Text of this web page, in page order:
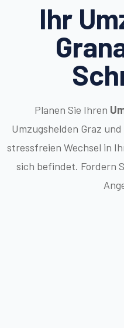
Ihr
Planen Sie Ihren
Umzugshelden Graz
stressfreien Wechsel in
sich befindet. Fordern